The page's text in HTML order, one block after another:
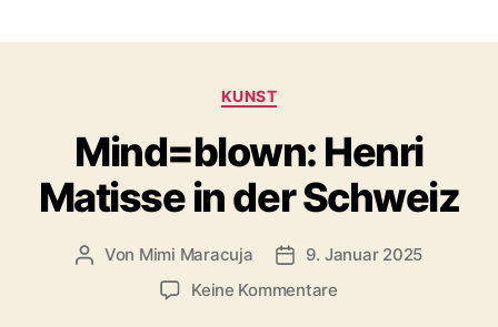
K
t
e
g
o
i
e
KUNST
Mind=blown: Henri
Matisse in der Schweiz
B Von Mimi Maracuja
V 9. Januar 2025
Keine Kommentarez